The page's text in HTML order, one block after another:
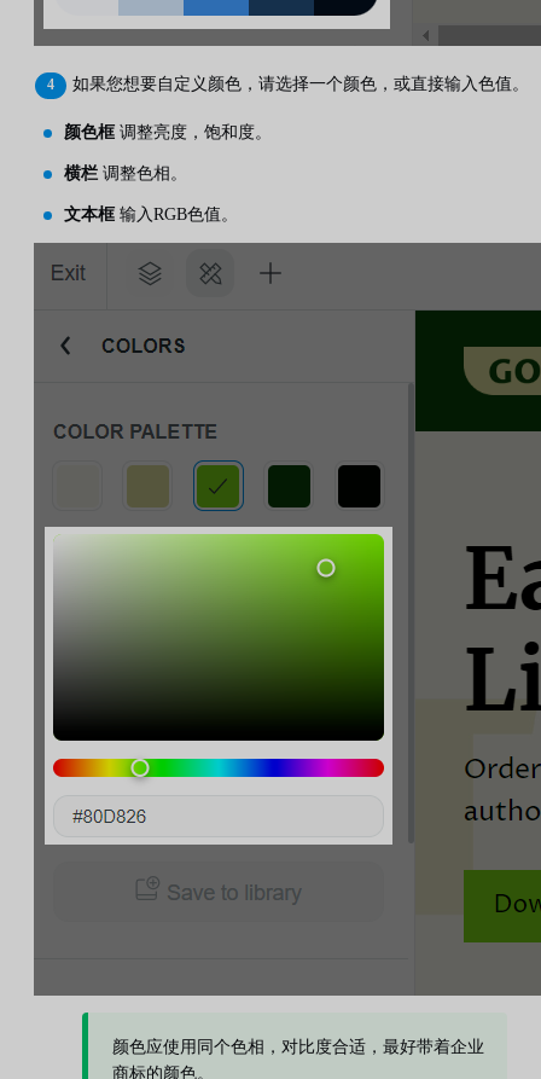
如果您想要自定义颜色，请选择一个颜色，或直接输入色值。
颜色框 调整亮度，饱和度。
横栏 调整色相。
文本框 输入RGB色值。
颜色应使用同个色相，对比度合适，最好带着企业
商标的颜色。